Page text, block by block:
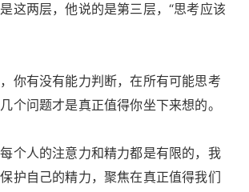
这两层，他说的是第三层，“思考应该
你有没有能力判断，在所有可能思考
个问题才是真正值得你坐下来想的。
个人的注意力和精力都是有限的，我
护自己的精力，聚焦在真正值得我们